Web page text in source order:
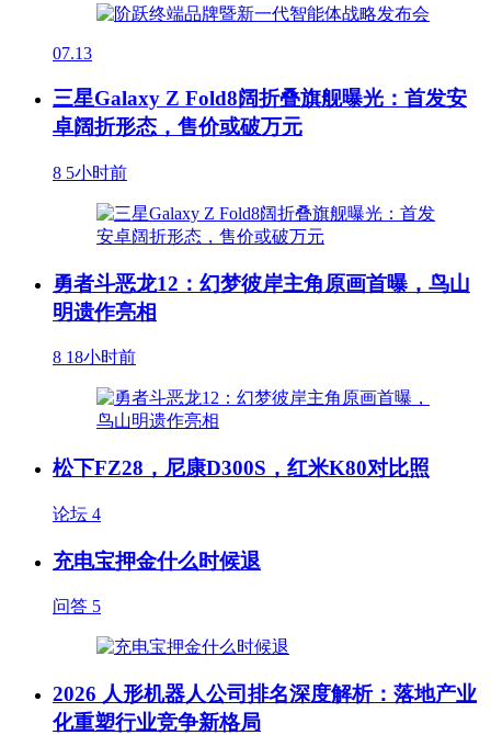
07.13
三星Galaxy Z Fold8阔折叠旗舰曝光：首发安
卓阔折形态，售价或破万元
8 5小时前
勇者斗恶龙12：幻梦彼岸主角原画首曝，鸟山
明遗作亮相
8 18小时前
松下FZ28，尼康D300S，红米K80对比照
论坛 4
充电宝押金什么时候退
问答 5
2026 人形机器人公司排名深度解析：落地产业
化重塑行业竞争新格局